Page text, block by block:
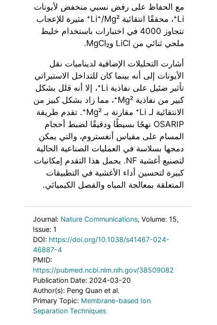
مع الحفاظ على رفض نسبي منخفض لأيونات
Li⁺، محققًا انتقائية Li⁺/Mg²⁺ مثيرة للإعجاب
تتجاوز 4000 في اختبارات باستخدام خليط
ملحي ثنائي من LiCl وMgCl₂.
أشارت التحليلات الإضافية لديناميات نقل
الأيونات إلى أنه بينما كان للتداخل الاستيراتي
تأثير ضئيل على نفاذية Li⁺، إلا أنه قلل بشكل
كبير من نفاذية Mg²⁺، مما زاد بشكل كبير من
الانتقائية لـ Li⁺ مقارنة بـ Mg²⁺. تقدم طريقة
OSARIP نهجًا بسيطًا ودقيقًا لضبط أحجام
المسام على مقياس أنغستروم، والتي يمكن
دمجها بسلاسة في العمليات الصناعية الحالية
لتصنيع أغشية NF. يحمل هذا التقدم إمكانيات
كبيرة لتحسين أداء الأغشية في التطبيقات
المتعلقة بمعالجة المياه والفصل الكيميائي.
Journal: Nature Communications, Volume: 15,
Issue: 1
DOI: https://doi.org/10.1038/s41467-024-
46887-4
PMID:
https://pubmed.ncbi.nlm.nih.gov/38509082
Publication Date: 2024-03-20
Author(s): Peng Quan et al.
Primary Topic: Membrane-based Ion
Separation Techniques